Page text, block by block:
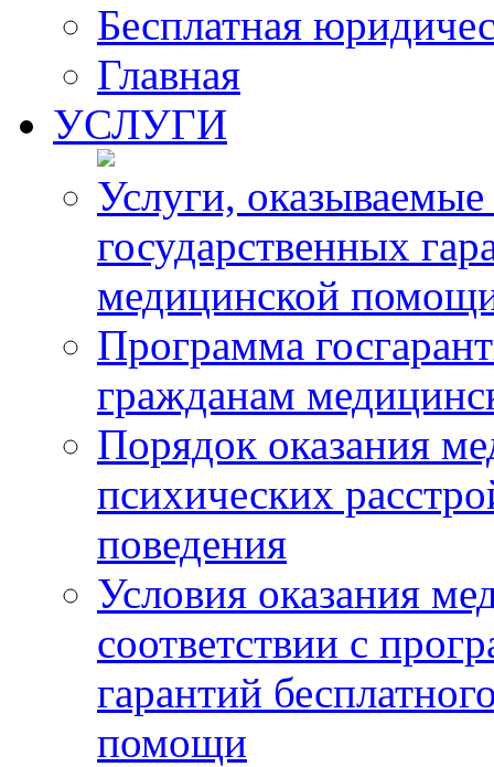
Бесплатная
Главная
УСЛУГИ
Услуги,
государственных
медицинской
Программа
гражданам
Порядок оказания
психических
поведения
Условия оказания
соответствии с
гарантий
помощи